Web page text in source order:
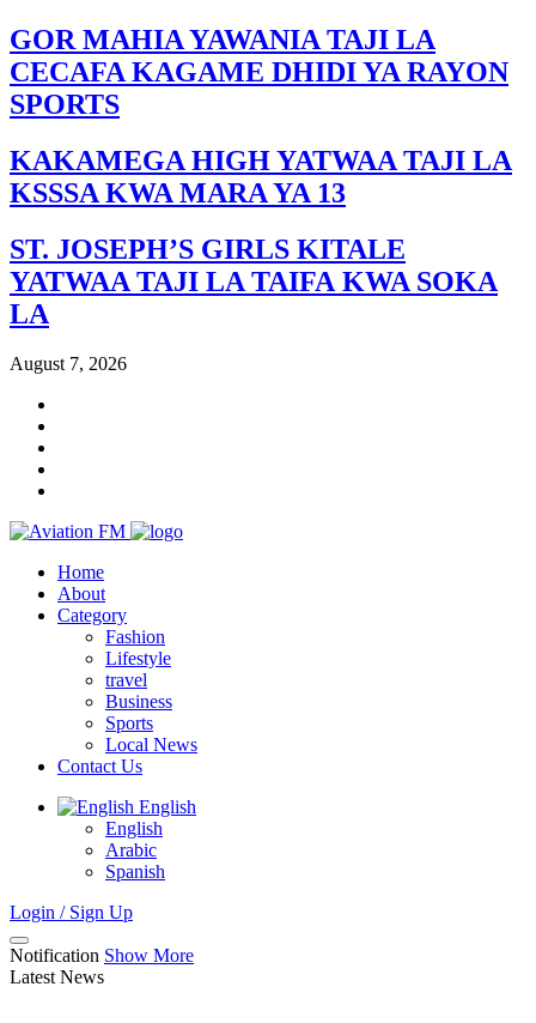
GOR MAHIA YAWANIA TAJI LA
CECAFA KAGAME DHIDI YA RAYON
SPORTS
KAKAMEGA HIGH YATWAA TAJI LA
KSSSA KWA MARA YA 13
ST. JOSEPH’S GIRLS KITALE
YATWAA TAJI LA TAIFA KWA SOKA
LA
August 7, 2026
Home
About
Category
Fashion
Lifestyle
travel
Business
Sports
Local News
Contact Us
English
English
Arabic
Spanish
Login / Sign Up
Notification Show More
Latest News